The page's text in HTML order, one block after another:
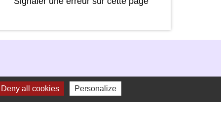
Deny all cookies Personalize